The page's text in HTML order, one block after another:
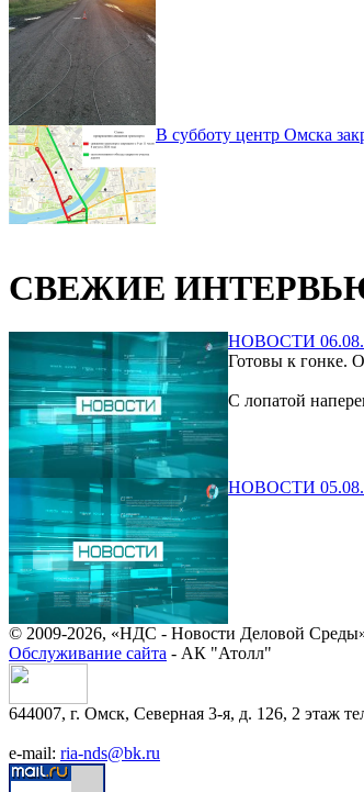
В субботу центр Омска
СВЕЖИЕ
НОВОСТИ
Готовы к гонке.
С лопатой
НОВОСТИ
© 2009-2026, «НДС - Новости Деловой
Обслуживание сайта - АК "Атолл"
644007, г. Омск, Северная 3-я, д. 126, 2 этаж
e-mail: ria-nds@bk.ru